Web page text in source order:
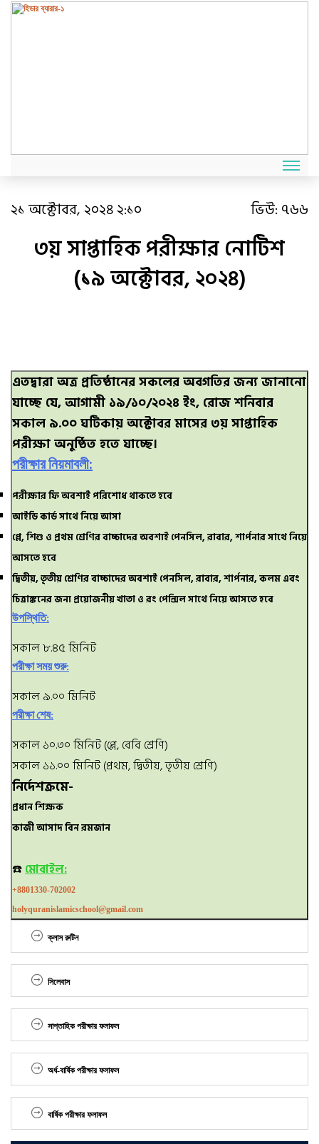
২১ অক্টোবর, ২০২৪ ২:১০ ভিউ: ৭৬৬
৩য় সাপ্তাহিক পরীক্ষার নোটিশ
(১৯ অক্টোবর, ২০২৪)
এতদ্বারা অত্র প্রতিষ্ঠানের সকলের অবগতির জন্য জানানো
যাচ্ছে যে, আগামী ১৯/১০/২০২৪ ইং, রোজ শনিবার
সকাল ৯.০০ ঘটিকায় অক্টোবর মাসের ৩য় সাপ্তাহিক
পরীক্ষা অনুষ্ঠিত হতে যাচ্ছে।
পরীক্ষার নিয়মাবলী:
পরীক্ষার ফি অবশ্যই পরিশোধ থাকতে হবে
আইডি কার্ড সাথে নিয়ে আসা
প্লে, শিশু ও প্রথম শ্রেণির বাচ্চাদের অবশ্যই পেনসিল, রাবার, শার্পনার সাথে নিয়ে
আসতে হবে
দ্বিতীয়, তৃতীয় শ্রেণির বাচ্চাদের অবশ্যই পেনসিল, রাবার, শার্পনার, কলম এবং
চিত্রাঙ্কনের জন্য প্রয়োজনীয় খাতা ও রং পেন্সিল সাথে নিয়ে আসতে হবে
উপস্থিতি:
সকাল ৮.৪৫ মিনিট
পরীক্ষা সময় শুরু:
সকাল ৯.০০ মিনিট
পরীক্ষা শেষ:
সকাল ১০.৩০ মিনিট (প্লে, বেবি শ্রেণি)
সকাল ১১.০০ মিনিট (প্রথম, দ্বিতীয়, তৃতীয় শ্রেণি)
নির্দেশক্রমে-
প্রধান শিক্ষক
কাজী আসাদ বিন রমজান
☎️মোবাইল:
+8801330-702002
holyquranislamicschool@gmail.com
ক্লাস রুটিন
সিলেবাস
সাপ্তাহিক পরীক্ষার ফলাফল
অর্ধ-বার্ষিক পরীক্ষার ফলাফল
বার্ষিক পরীক্ষার ফলাফল